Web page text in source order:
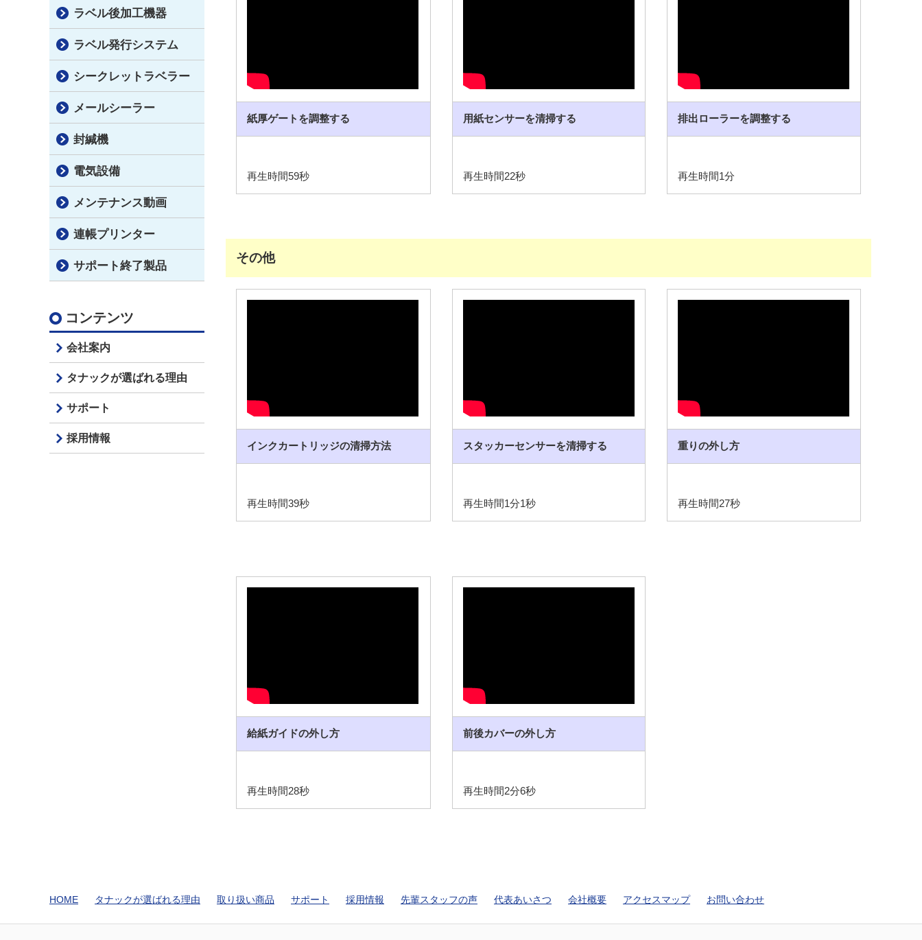
ラベル後加工機器
ラベル発行システム
シークレットラベラー
メールシーラー
封緘機
電気設備
メンテナンス動画
連帳プリンター
サポート終了製品
コンテンツ
会社案内
タナックが選ばれる理由
サポート
採用情報
紙厚ゲートを調整する
再生時間59秒
用紙センサーを清掃する
再生時間22秒
排出ローラーを調整する
再生時間1分
その他
インクカートリッジの清掃方法
再生時間39秒
スタッカーセンサーを清掃する
再生時間1分1秒
重りの外し方
再生時間27秒
給紙ガイドの外し方
再生時間28秒
前後カバーの外し方
再生時間2分6秒
HOME タナックが選ばれる理由 取り扱い商品 サポート 採用情報 先輩スタッフの声 代表あいさつ 会社概要 アクセスマップ お問い合わせ